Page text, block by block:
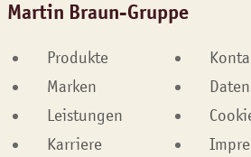
Martin Braun-Gruppe
Produkte
Marken
Leistungen
Karriere